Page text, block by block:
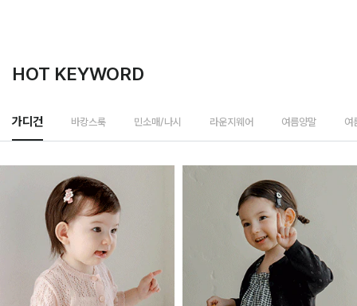
HOT KEYWORD
가디건 바캉스룩 민소매/나시 라운지웨어 여름양말 여